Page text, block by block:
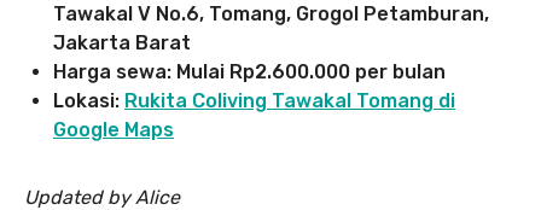
Tawakal V No.6, Tomang, Grogol Petamburan,
Jakarta Barat
Harga sewa: Mulai Rp2.600.000 per bulan
Lokasi: Rukita Coliving Tawakal Tomang di
Google Maps
Updated by Alice